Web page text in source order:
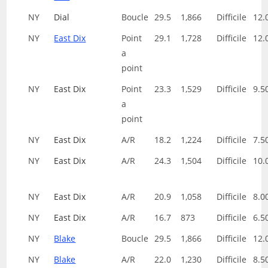
NY
Dial Boucle 29.5 1,866 Difficile
NY
East Dix
Point
a
point
29.1 1,728 Difficile
NY East Dix
Point
a
point
23.3 1,529 Difficile
NY East Dix A/R 18.2 1,224 Difficile
NY
East Dix A/R 24.3 1,504 Difficile
NY East Dix A/R 20.9 1,058 Difficile
NY
East Dix A/R 16.7 873 Difficile
NY
Blake Boucle 29.5 1,866 Difficile
NY
Blake A/R 22.0 1,230 Difficile